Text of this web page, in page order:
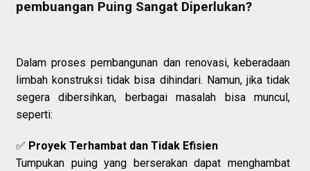
pembuangan Puing Sangat Diperlukan?
Dalam proses pembangunan dan renovasi, keberadaan
limbah konstruksi tidak bisa dihindari. Namun, jika tidak
segera dibersihkan, berbagai masalah bisa muncul,
seperti:
✅ Proyek Terhambat dan Tidak Efisien
Tumpukan puing yang berserakan dapat menghambat